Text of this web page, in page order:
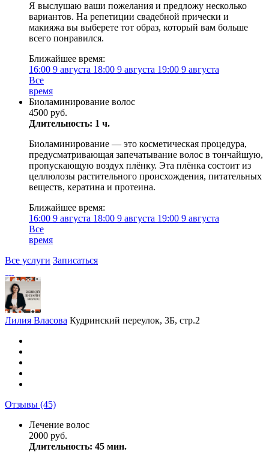
Я выслушаю ваши пожелания и предложу несколько
вариантов. На репетиции свадебной прически и
макияжа вы выберете тот образ, который вам больше
всего понравился.
Ближайшее время:
16:00 9 августа 18:00 9 августа 19:00 9 августа
Все
время
Биоламинирование волос
4500 руб.
Длительность: 1 ч.
Биоламинирование — это косметическая процедура,
предусматривающая запечатывание волос в тончайшую,
пропускающую воздух плёнку. Эта плёнка состоит из
целлюлозы растительного происхождения, питательных
веществ, кератина и протеина.
Ближайшее время:
16:00 9 августа 18:00 9 августа 19:00 9 августа
Все
время
Все услуги Записаться
Лилия Власова Кудринский переулок, 3Б, стр.2
Отзывы (45)
Лечение волос
2000 руб.
Длительность: 45 мин.